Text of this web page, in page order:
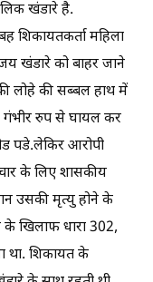
खंडारे है.
शिकायतकर्ता महिला
खंडारे को बाहर जाने
लोहे की सब्बल हाथ में
रुप से घायल कर
पडे.लेकिर आरोपी
के लिए शासकीय
उसकी मृत्यु होने के
खिलाफ धारा 302,
था. शिकायत के